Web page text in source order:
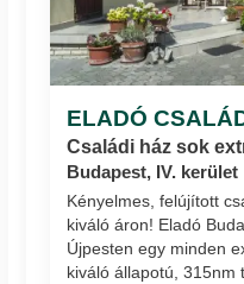
ELADÓ
Családi ház sok
Budapest, IV. kerület
Kényelmes, felújított
kiváló áron! Eladó
Újpesten egy minden
kiváló állapotú, 315nm